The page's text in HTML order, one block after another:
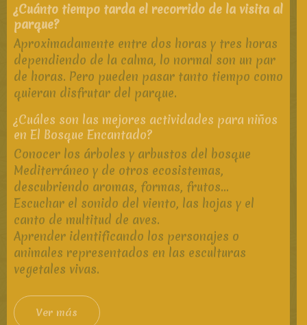
¿Cuánto tiempo tarda el recorrido de la visita al
parque?
Aproximadamente entre dos horas y tres horas
dependiendo de la calma, lo normal son un par
de horas. Pero pueden pasar tanto tiempo como
quieran disfrutar del parque.
¿Cuáles son las mejores actividades para niños
en El Bosque Encantado?
Conocer los árboles y arbustos del bosque
Mediterráneo y de otros ecosistemas,
descubriendo aromas, formas, frutos…
Escuchar el sonido del viento, las hojas y el
canto de multitud de aves.
Aprender identificando los personajes o
animales representados en las esculturas
vegetales vivas.
Ver más